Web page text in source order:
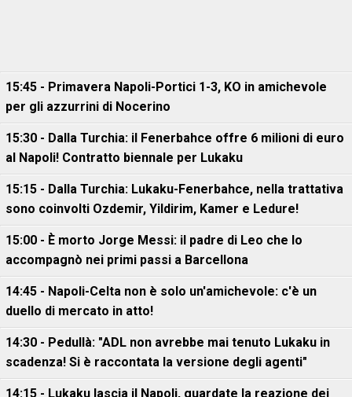
15:45 - Primavera Napoli-Portici 1-3, KO in amichevole
per gli azzurrini di Nocerino
15:30 - Dalla Turchia: il Fenerbahce offre 6 milioni di euro
al Napoli! Contratto biennale per Lukaku
15:15 - Dalla Turchia: Lukaku-Fenerbahce, nella trattativa
sono coinvolti Ozdemir, Yildirim, Kamer e Ledure!
15:00 - È morto Jorge Messi: il padre di Leo che lo
accompagnò nei primi passi a Barcellona
14:45 - Napoli-Celta non è solo un'amichevole: c'è un
duello di mercato in atto!
14:30 - Pedullà: "ADL non avrebbe mai tenuto Lukaku in
scadenza! Si è raccontata la versione degli agenti"
14:15 - Lukaku lascia il Napoli, guardate la reazione dei